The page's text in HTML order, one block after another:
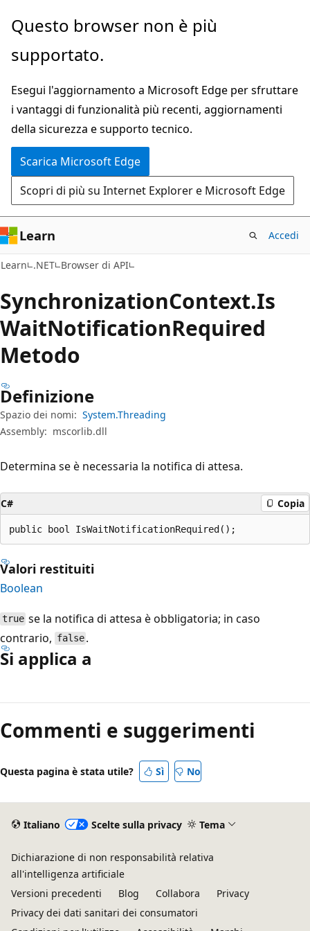
Ignora
passa
contenuto
principale
Passare
allo
spostamento
pagina
Questo browser non è più
supportato.
Esegui l'aggiornamento a Microsoft Edge per sfruttare
i vantaggi di funzionalità più recenti, aggiornamenti
della sicurezza e supporto tecnico.
Scarica Microsoft Edge
Scopri di più su Internet Explorer e Microsoft Edge
Learn Accedi
Learn .NET Browser di API
SynchronizationContext.Is
WaitNotificationRequired
Metodo
Definizione
Spazio dei nomi: System.Threading
Assembly: mscorlib.dll
Determina se è necessaria la notifica di attesa.
C# Copia
public bool IsWaitNotificationRequired();
Valori restituiti
Boolean
true se la notifica di attesa è obbligatoria; in caso
contrario, false .
Si applica a
di
lettura
Commenti e suggerimenti
Questa pagina è stata utile? Sì No
Italiano Scelte sulla privacy Tema
Dichiarazione di non responsabilità relativa
all'intelligenza artificiale
Versioni precedenti
Blog Collabora
Privacy
Privacy dei dati sanitari dei consumatori